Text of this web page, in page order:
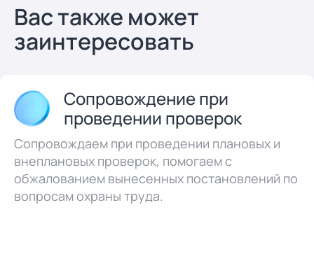
Вас также может
заинтересовать
Сопровождение при
проведении проверок
Сопровождаем при проведении плановых и
внеплановых проверок, помогаем с
обжалованием вынесенных постановлений по
вопросам охраны труда.